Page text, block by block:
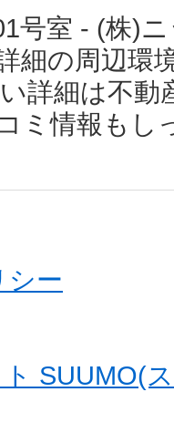
号室 - (株)
細の周辺環
詳細は不
ミ情報もし
シー
SUUMO(